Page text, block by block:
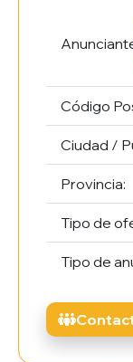
Código
Ciudad /
Provincia:
Tipo de
Tipo de